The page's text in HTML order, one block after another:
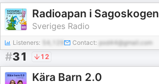
Radioapan i Sagoskogen
Sveriges Radio
Listeners: 54,129 Contact: pod44@gmail.com
#31 12
Kära Barn 2.0